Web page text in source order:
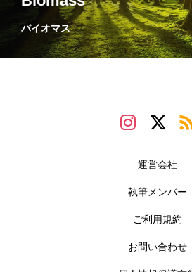
バイオマス
運営会社
執筆メンバー
ご利用規約
お問い合わせ